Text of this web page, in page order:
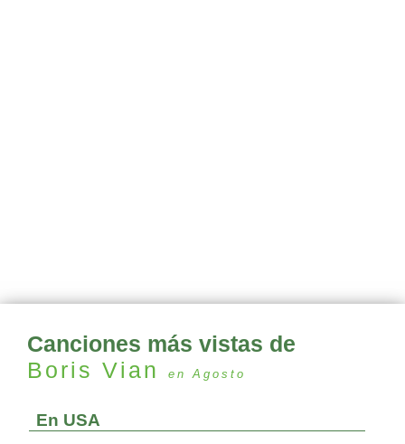
Canciones más vistas de
Boris Vian
en Agosto
En USA